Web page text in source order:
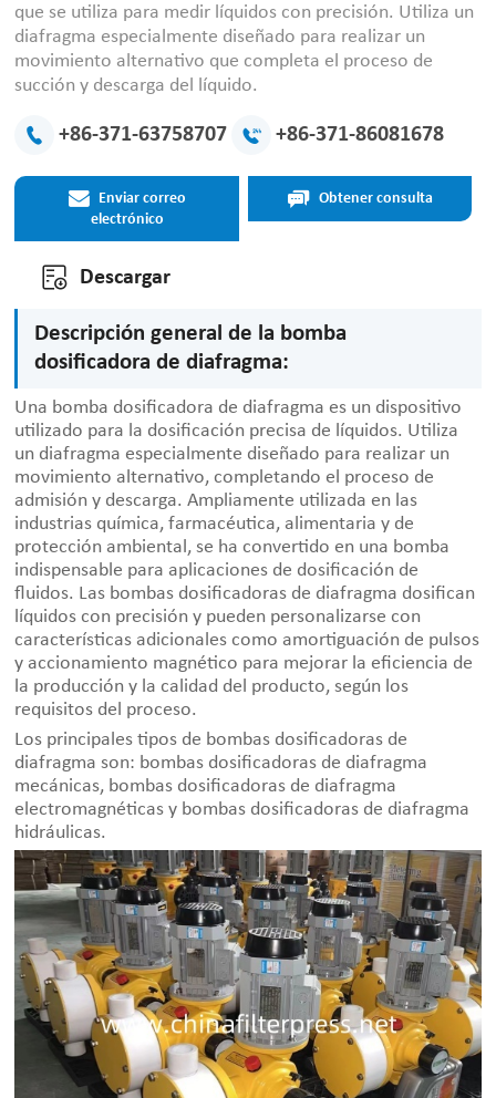
que se utiliza para medir líquidos con precisión. Utiliza un
diafragma especialmente diseñado para realizar un
movimiento alternativo que completa el proceso de
succión y descarga del líquido.
+86-371-63758707 +86-371-86081678
Enviar correo
electrónico
Obtener consulta
Descargar
Descripción general de la bomba
dosificadora de diafragma:
Una bomba dosificadora de diafragma es un dispositivo
utilizado para la dosificación precisa de líquidos. Utiliza
un diafragma especialmente diseñado para realizar un
movimiento alternativo, completando el proceso de
admisión y descarga. Ampliamente utilizada en las
industrias química, farmacéutica, alimentaria y de
protección ambiental, se ha convertido en una bomba
indispensable para aplicaciones de dosificación de
fluidos. Las bombas dosificadoras de diafragma dosifican
líquidos con precisión y pueden personalizarse con
características adicionales como amortiguación de pulsos
y accionamiento magnético para mejorar la eficiencia de
la producción y la calidad del producto, según los
requisitos del proceso.
Los principales tipos de bombas dosificadoras de
diafragma son: bombas dosificadoras de diafragma
mecánicas, bombas dosificadoras de diafragma
electromagnéticas y bombas dosificadoras de diafragma
hidráulicas.